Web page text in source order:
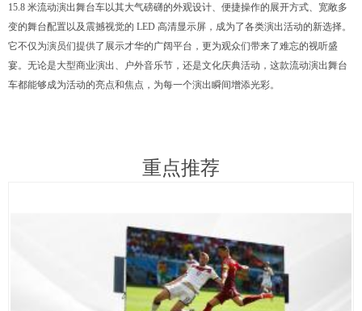
15.8 米流动演出舞台车以其大气磅礴的外观设计、便捷操作的展开方式、宽敞多
变的舞台配置以及震撼视觉的 LED 高清显示屏，成为了各类演出活动的新选择。
它不仅为演员们提供了展示才华的广阔平台，更为观众们带来了难忘的视听盛
宴。无论是大型商业演出、户外音乐节，还是文化庆典活动，这款流动演出舞台
车都能够成为活动的亮点和焦点，为每一个演出瞬间增添光彩。
重点推荐